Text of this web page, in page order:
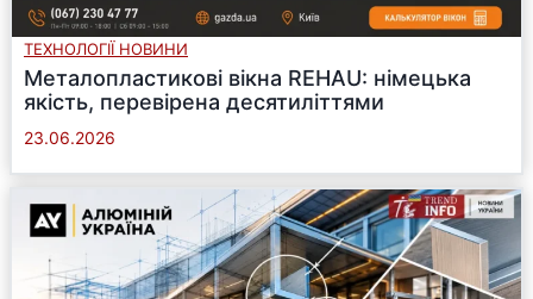
ТЕХНОЛОГІЇ НОВИНИ
Металопластикові вікна REHAU: німецька
якість, перевірена десятиліттями
23.06.2026